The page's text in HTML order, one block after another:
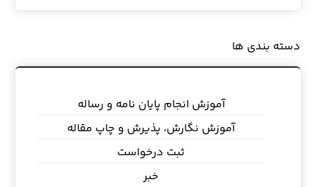
دسته بندی ها
آموزش انجام پایان نامه و رساله
آموزش نگارش، پذیرش و چاپ مقاله
ثبت درخواست
خبر